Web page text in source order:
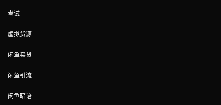
考试
虚拟货源
闲鱼卖货
闲鱼引流
闲鱼暗语